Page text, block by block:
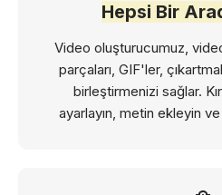
Hepsi Bir
Video oluşturucumuz,
parçaları, GIF'ler,
birleştirmenizi sağlar.
ayarlayın, metin ekleyin ve